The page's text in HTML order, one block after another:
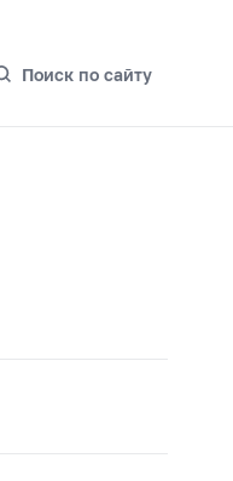
Поиск по сайту